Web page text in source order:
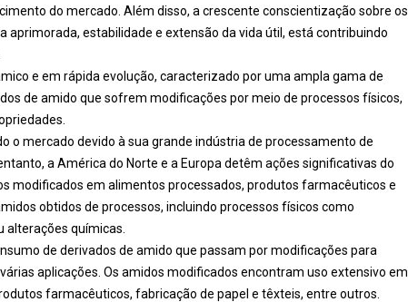
do mercado. Além disso, a crescente conscientização sobre os
estabilidade e extensão da vida útil, está contribuindo
e em rápida evolução, caracterizado por uma ampla gama de
de amido que sofrem modificações por meio de processos físicos,
o mercado devido à sua grande indústria de processamento de
a América do Norte e a Europa detêm ações significativas do
modificados em alimentos processados, produtos farmacêuticos e
obtidos de processos, incluindo processos físicos como
químicas.
de derivados de amido que passam por modificações para
aplicações. Os amidos modificados encontram uso extensivo em
farmacêuticos, fabricação de papel e têxteis, entre outros.